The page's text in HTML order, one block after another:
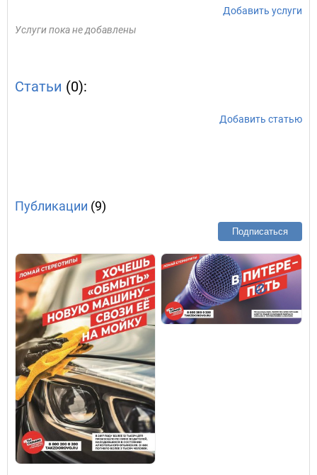
Добавить услуги
Услуги пока не добавлены
Статьи (0):
Добавить статью
Публикации (9)
Подписаться